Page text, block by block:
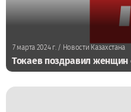
7 марта 2024 г./ Новости Казахстана
Токаев поздравил